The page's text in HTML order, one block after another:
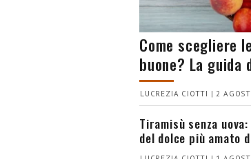
Come scegliere
buone? La guida
LUCREZIA CIOTTI | 2
Tiramisù senza
del dolce più amato